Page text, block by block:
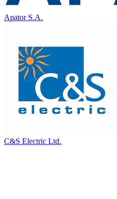
Apator S.A.
C&S Electric Ltd.